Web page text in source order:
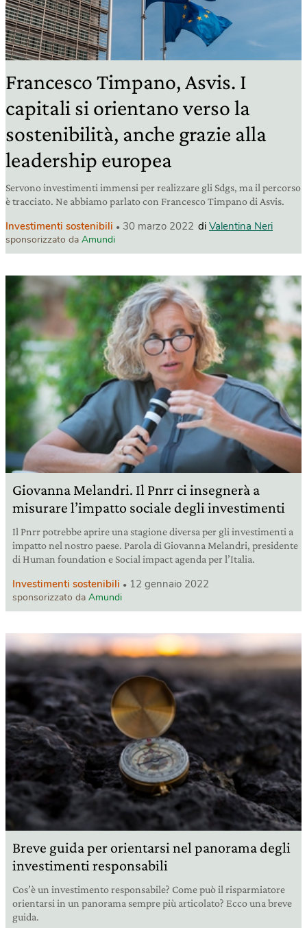
Francesco Timpano, Asvis. I
capitali si orientano verso la
sostenibilità, anche grazie alla
leadership europea
Servono investimenti immensi per realizzare gli Sdgs, ma il percorso
è tracciato. Ne abbiamo parlato con Francesco Timpano di Asvis.
Investimenti sostenibili 30 marzo 2022 di Valentina Neri
sponsorizzato da Amundi
Giovanna Melandri. Il Pnrr ci insegnerà a
misurare l’impatto sociale degli investimenti
Il Pnrr potrebbe aprire una stagione diversa per gli investimenti a
impatto nel nostro paese. Parola di Giovanna Melandri, presidente
di Human foundation e Social impact agenda per l’Italia.
Investimenti sostenibili 12 gennaio 2022
sponsorizzato da Amundi
Breve guida per orientarsi nel panorama degli
investimenti responsabili
Cos’è un investimento responsabile? Come può il risparmiatore
orientarsi in un panorama sempre più articolato? Ecco una breve
guida.